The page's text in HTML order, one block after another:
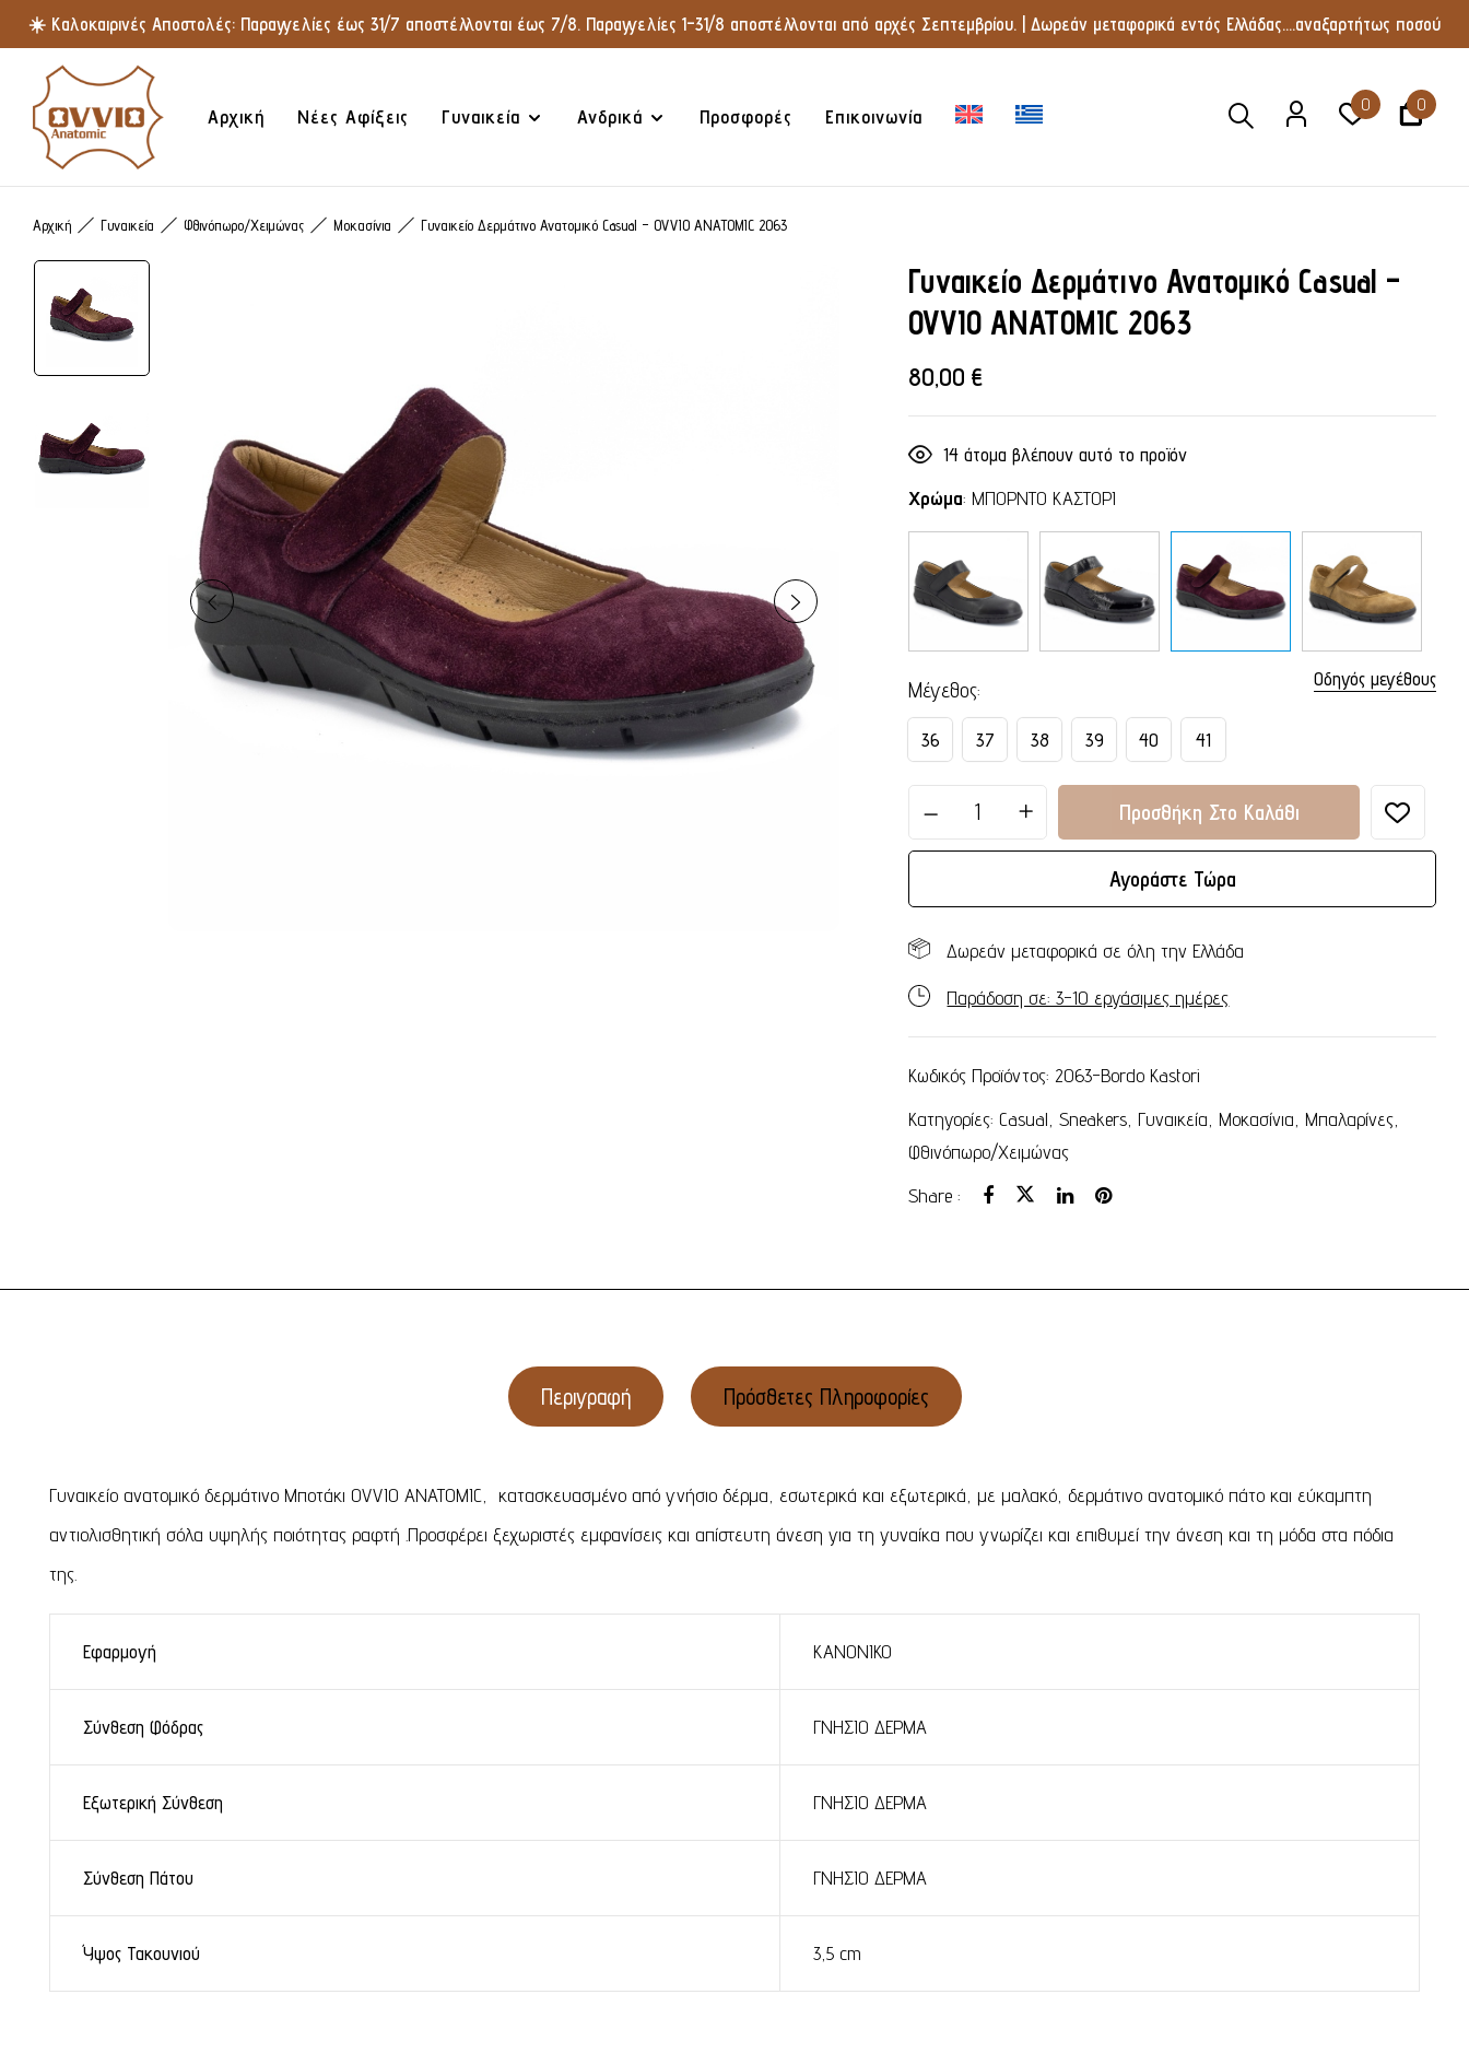
☀️ Καλοκαιρινές Αποστολές: Παραγγελίες έως 31/7 αποστέλλονται έως 7/8. Παραγγελίες 1–31/8 αποστέλλονται από αρχές Σεπτεμβρίου. | Δωρεάν μεταφορικά εντός Ελλάδας....αναξαρτήτως ποσού
Αρχική Νέες Αφίξεις Γυναικεία Ανδρικά Προσφορές Επικοινωνία 0 0
Αρχική Γυναικεία Φθινόπωρο/Χειμώνας Μοκασίνια Γυναικείο Δερμάτινο Ανατομικό Casual – OVVIO ANATOMIC 2063
Γυναικείο Δερμάτινο Ανατομικό Casual –
OVVIO ANATOMIC 2063
80,00€
14 άτομα βλέπουν αυτό το προϊόν
Χρώμα: ΜΠΟΡΝΤΟ ΚΑΣΤΟΡΙ
Οδηγός μεγέθους
Μέγεθος
36 37 38 39 40 41
Προσθήκη Στο Καλάθι
Αγοράστε Τώρα
Δωρεάν μεταφορικά σε όλη την Ελλάδα
Παράδοση σε: 3-10 εργάσιμες ημέρες
Κωδικός Προϊόντος: 2063-Bordo Kastori
Κατηγορίες: Casual ,Sneakers Γυναικεία Μοκασίνια Μπαλαρίνες
Φθινόπωρο/Χειμώνας
Share :
Περιγραφή Πρόσθετες Πληροφορίες
Γυναικείο ανατομικό δερμάτινο Μποτάκι OVVIO ANATOMIC, κατασκευασμένο από γνήσιο δέρμα, εσωτερικά και εξωτερικά, με μαλακό, δερμάτινο ανατομικό πάτο και εύκαμπτη
αντιολισθητική σόλα υψηλής ποιότητας ραφτή .Προσφέρει ξεχωριστές εμφανίσεις και απίστευτη άνεση για τη γυναίκα που γνωρίζει και επιθυμεί την άνεση και τη μόδα στα πόδια
της.
Εφαρμογή ΚΑΝΟΝΙΚΟ
Σύνθεση Φόδρας ΓΝΗΣΙΟ ΔΕΡΜΑ
Εξωτερική Σύνθεση ΓΝΗΣΙΟ ΔΕΡΜΑ
Σύνθεση Πάτου ΓΝΗΣΙΟ ΔΕΡΜΑ
Ύψος Τακουνιού 3,5 cm